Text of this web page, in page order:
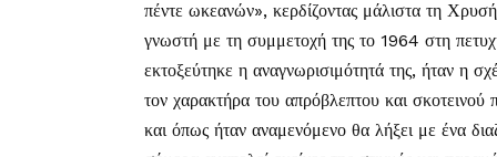
πέντε ωκεανών», κερδίζοντας μάλιστα τη
γνωστή με τη συμμετοχή της το 1964 στη
εκτοξεύτηκε η αναγνωρισιμότητά της, ήταν η
τον χαρακτήρα του απρόβλεπτου και
και όπως ήταν αναμενόμενο θα λήξει με ένα